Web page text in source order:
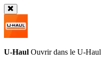
U-Haul Ouvrir dans le U-Haul